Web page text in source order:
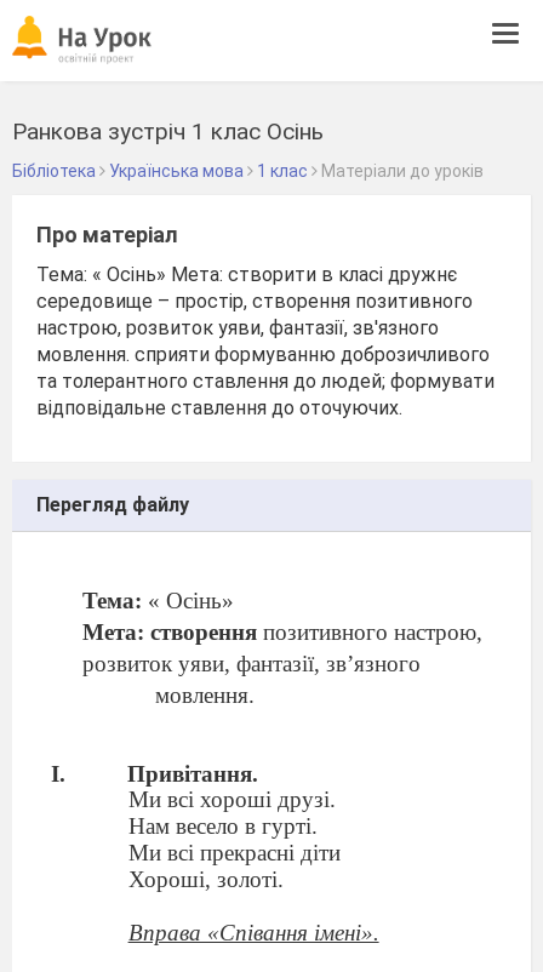
Ранкова зустріч 1 клас Осінь
Бібліотека Українська мова 1 клас Матеріали до уроків
Про матеріал
Тема: « Осінь» Мета: створити в класі дружнє
середовище – простір, створення позитивного
настрою, розвиток уяви, фантазії, зв'язного
мовлення. сприяти формуванню доброзичливого
та толерантного ставлення до людей; формувати
відповідальне ставлення до оточуючих.
Перегляд файлу
Тема: « Осінь»
Мета: створенняпозитивного настрою,
розвиток уяви, фантазії, зв’язного
мовлення.
Привітання.
Ми всі хороші друзі.
Нам весело в гурті.
Ми всі прекрасні діти
Хороші, золоті.
Вправа «Співання імені».